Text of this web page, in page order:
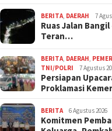
BERITA, DAERAH 7
Ruas Jalan
Teran…
BERITA, DAERAH,
TNI/POLRI
7 Agustus
Persiapan
Proklamasi
BERITA 6 Agustus 2026
Komitmen